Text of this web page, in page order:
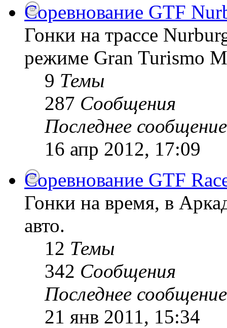
Соревнование GTF
Гонки на трассе
режиме Gran Turismo
9 Темы
287 Сообщения
Последнее сообщение
16 апр 2012, 17:09
Соревнование GTF
Гонки на время, в
авто.
12 Темы
342 Сообщения
Последнее сообщение
21 янв 2011, 15:34